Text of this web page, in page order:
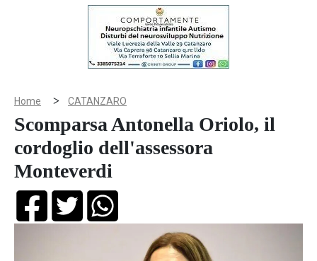
Home > CATANZARO
Scomparsa Antonella Oriolo, il
cordoglio dell'assessora
Monteverdi